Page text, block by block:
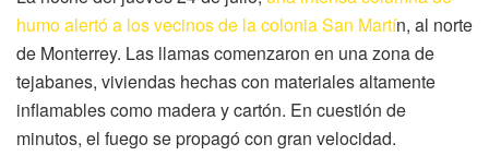
humo alertó a los vecinos de la colonia San Martín, al norte
de Monterrey. Las llamas comenzaron en una zona de
tejabanes, viviendas hechas con materiales altamente
inflamables como madera y cartón. En cuestión de
minutos, el fuego se propagó con gran velocidad.